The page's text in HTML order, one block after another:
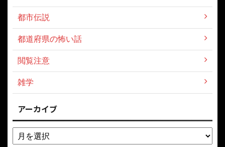
都市伝説
都道府県の怖い話
閲覧注意
雑学
アーカイブ